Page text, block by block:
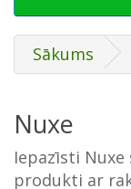
Sākums
Nuxe
Iepazīsti
produkti ar